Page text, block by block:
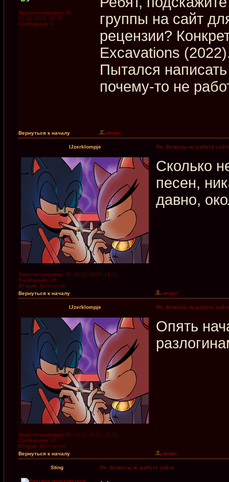
Зарегистрирован: Вт
22.12.2015, 20:45
Сообщения: 2
группы на сайт
рецензии?
Excavations
Пытался
почему-то не
Вернуться к началу
IJzerklompje Re: Вопросы по работе
Зарегистрирован: Пт 24.02.2023, 19:11
Сообщения: 46
Откуда: Венгерово
Сколько
песен,
давно,
Вернуться к началу
IJzerklompje Re: Вопросы по работе
Зарегистрирован: Пт 24.02.2023, 19:11
Сообщения: 46
Откуда: Венгерово
Опять
Вернуться к началу
Sting Re: Вопросы по работе сайта